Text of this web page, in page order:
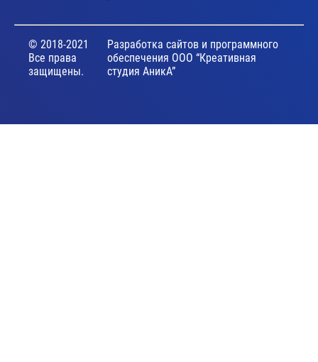
© 2018-2021
Все права
защищены.
Разработка сайтов и программного
обеспечения ООО “Креативная
студия АникА”